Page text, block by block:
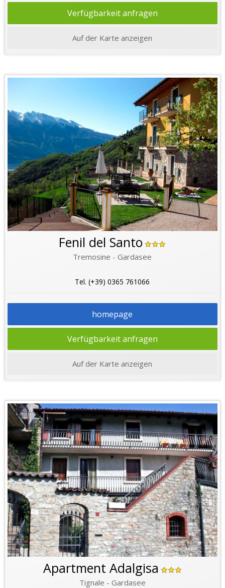
Verfügbarkeit anfragen
Auf der Karte anzeigen
Fenil del Santo
Tremosine - Gardasee
Tel. (+39) 0365 761066
homepage
Verfügbarkeit anfragen
Auf der Karte anzeigen
Apartment Adalgisa
Tignale - Gardasee